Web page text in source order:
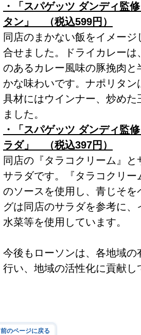
・「スパゲッツ ダンディ監
タン」 （税込599円）
同店のまかない飯をイメー
合せました。ドライカレー
のあるカレー風味の豚挽肉
かな味わいです。ナポリタ
具材にはウインナー、炒め
ました。
・「スパゲッツ ダンディ監
ラダ」 （税込397円）
同店の『タラコクリーム』
サラダです。『タラコクリ
のソースを使用し、青じそ
グは同店のサラダを参考に
水菜等を使用しています。
今後もローソンは、各地域
行い、地域の活性化に貢献し
前のページに戻る